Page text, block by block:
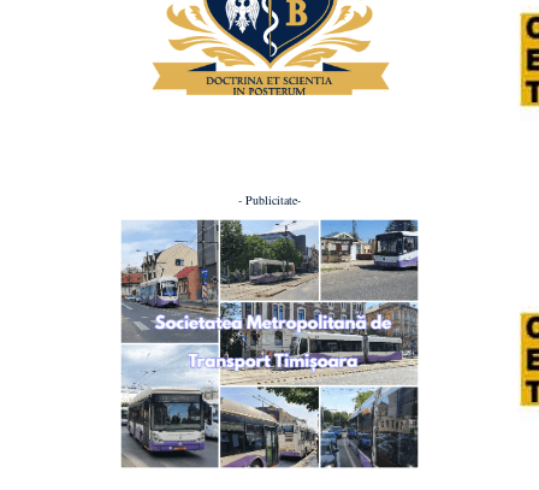
- Publicitate-